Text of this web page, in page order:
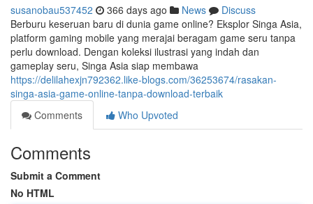
susanobau537452 366 days ago News
Discuss
Berburu keseruan baru di dunia game online? Eksplor Singa Asia,
platform gaming mobile yang merajai beragam game seru tanpa
perlu download. Dengan koleksi ilustrasi yang indah dan
gameplay seru, Singa Asia siap membawa
https://delilahexjn792362.like-blogs.com/36253674/rasakan-
singa-asia-game-online-tanpa-download-terbaik
Comments
Who Upvoted
Comments
Submit a Comment
No HTML